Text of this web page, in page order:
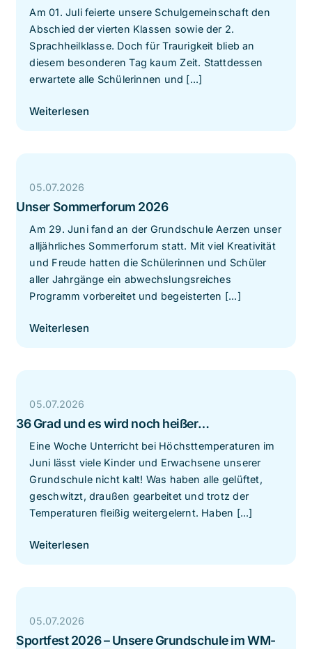
Am 01. Juli feierte unsere Schulgemeinschaft den
Abschied der vierten Klassen sowie der 2.
Sprachheilklasse. Doch für Traurigkeit blieb an
diesem besonderen Tag kaum Zeit. Stattdessen
erwartete alle Schülerinnen und [...]
Weiterlesen
05.07.2026
Unser Sommerforum 2026
Am 29. Juni fand an der Grundschule Aerzen unser
alljährliches Sommerforum statt. Mit viel Kreativität
und Freude hatten die Schülerinnen und Schüler
aller Jahrgänge ein abwechslungsreiches
Programm vorbereitet und begeisterten [...]
Weiterlesen
05.07.2026
36 Grad und es wird noch heißer…
Eine Woche Unterricht bei Höchsttemperaturen im
Juni lässt viele Kinder und Erwachsene unserer
Grundschule nicht kalt! Was haben alle gelüftet,
geschwitzt, draußen gearbeitet und trotz der
Temperaturen fleißig weitergelernt. Haben [...]
Weiterlesen
05.07.2026
Sportfest 2026 – Unsere Grundschule im WM-